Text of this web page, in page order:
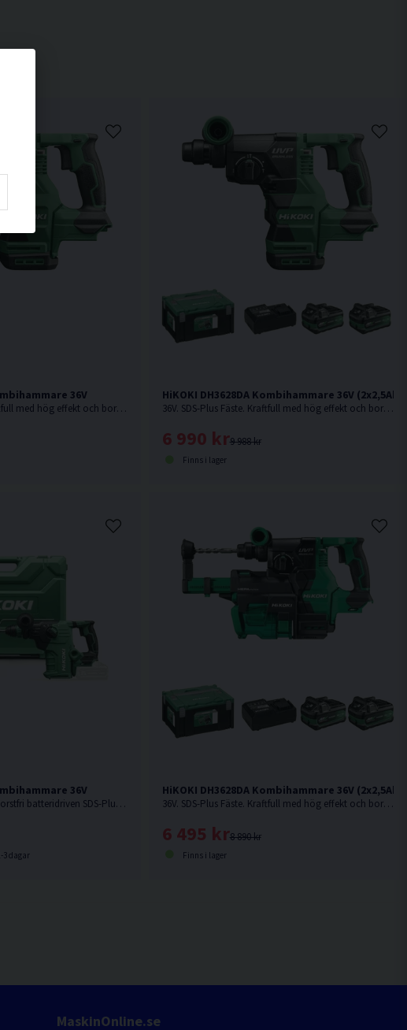
36V
36V. SDS-Plus Fäste. Kraftfull med hög effekt och borr-/mejslingshastighet. Levereras utan batteri och laddare.
HiKOKI DH3628DA Kombihammare 36V (2x2,5Ah)
36V. SDS-Plus Fäste. Kraftfull med hög effekt och borr-/mejslingshastighet.
9 988 kr
6 990 kr
Finns i lager
36V
36V. SDS-Plus Fäste. Kolborstfri batteridriven SDS-Plus-kombihammare för kraftfull slagborrning i betong upp till Ø 35 mm. Levereras utan batteri och laddare.
3 dagar
HiKOKI DH3628DA Kombihammare 36V
36V. SDS-Plus Fäste. Kraftfull med hög effekt och borr-/mejslingshastighet. Kampanjpris på begränsat antal. Kampanjpris på begränsat antal.
8 890 kr
6 495 kr
Finns i lager
MaskinOnline.se